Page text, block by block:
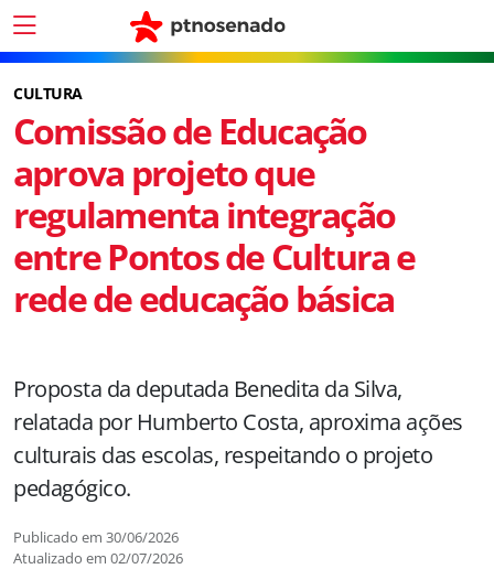
CULTURA
Comissão de Educação
aprova projeto que
regulamenta integração
entre Pontos de Cultura e
rede de educação básica
Proposta da deputada Benedita da Silva,
relatada por Humberto Costa, aproxima ações
culturais das escolas, respeitando o projeto
pedagógico.
Publicado em 30/06/2026
Atualizado em 02/07/2026